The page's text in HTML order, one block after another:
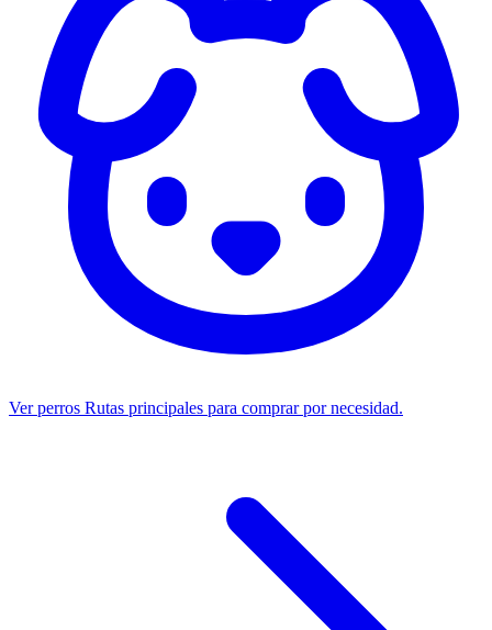
Ver perros Rutas principales para comprar por necesidad.